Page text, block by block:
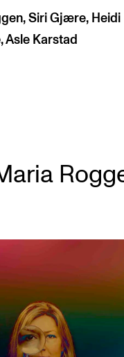
Siri Gjære, Heidi
Asle Karstad